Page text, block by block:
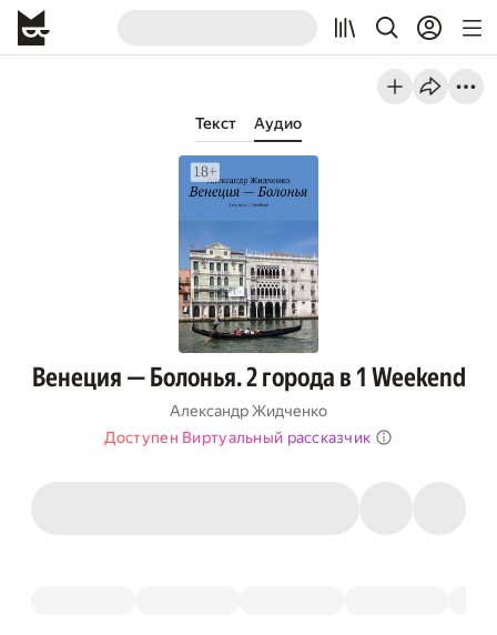
Текст Аудио
Венеция — Болонья. 2 города в 1 Weekend
Александр Жидченко
Доступен Виртуальный рассказчик